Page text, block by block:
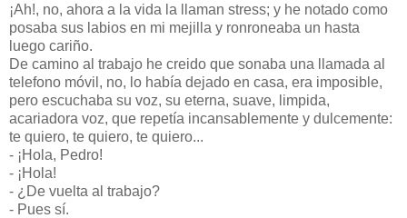
¡Ah!, no, ahora a la vida la llaman stress; y he notado como
posaba sus labios en mi mejilla y ronroneaba un hasta
luego cariño.
De camino al trabajo he creido que sonaba una llamada al
telefono móvil, no, lo había dejado en casa, era imposible,
pero escuchaba su voz, su eterna, suave, limpida,
acariadora voz, que repetía incansablemente y dulcemente:
te quiero, te quiero, te quiero...
- ¡Hola, Pedro!
- ¡Hola!
- ¿De vuelta al trabajo?
- Pues sí.